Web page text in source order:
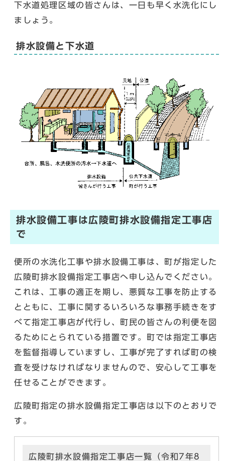
下水道処理区域の皆さんは、一日も早く水洗化にし
ましょう。
排水設備と下水道
排水設備工事は広陵町排水設備指定工事店
で
便所の水洗化工事や排水設備工事は、町が指定した
広陵町排水設備指定工事店へ申し込んでください。
これは、工事の適正を期し、悪質な工事を防止する
とともに、工事に関するいろいろな事務手続きをす
べて指定工事店が代行し、町民の皆さんの利便を図
るためにとられている措置です。町では指定工事店
を監督指導していますし、工事が完了すれば町の検
査を受けなければなりませんので、安心して工事を
任せることができます。
広陵町指定の排水設備指定工事店は以下のとおりで
す。
広陵町排水設備指定工事店一覧（令和7年8